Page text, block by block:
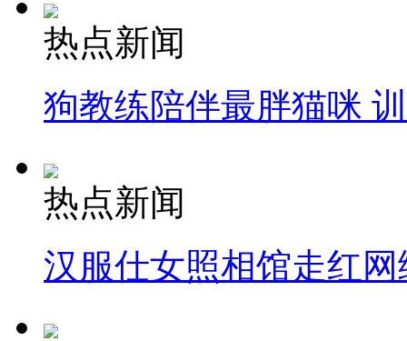
热点新闻
狗教练陪伴最胖猫咪
热点新闻
汉服仕女照相馆走红网